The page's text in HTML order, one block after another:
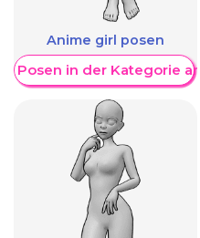
Anime girl posen
Posen in der Kategorie